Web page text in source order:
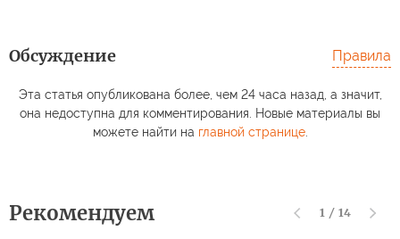
Обсуждение Правила
Эта статья опубликована более, чем 24 часа назад, а значит,
она недоступна для комментирования. Новые материалы вы
можете найти на главной странице.
Рекомендуем 1 / 14